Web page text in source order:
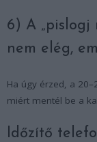
6) A „pislogj
nem elég,
Ha úgy érzed, a
miért mentél be a
Időzítő